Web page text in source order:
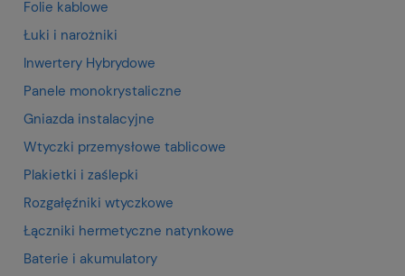
Folie kablowe
Łuki i narożniki
Inwertery Hybrydowe
Panele monokrystaliczne
Gniazda instalacyjne
Wtyczki przemysłowe tablicowe
Plakietki i zaślepki
Rozgałęźniki wtyczkowe
Łączniki hermetyczne natynkowe
Baterie i akumulatory